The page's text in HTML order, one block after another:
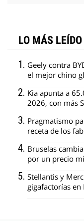
LO MÁS LEÍDO
Geely contra
el mejor chino
Kia apunta a
2026, con más
Pragmatismo
receta de los
Bruselas
por un precio
Stellantis y
gigafactorías